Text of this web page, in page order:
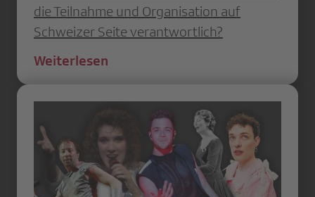
die Teilnahme und Organisation auf
Schweizer Seite verantwortlich?
Weiterlesen